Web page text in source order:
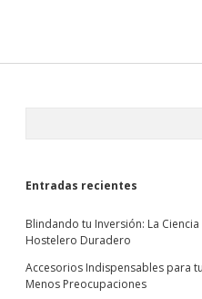
Entradas recientes
Blindando tu Inversión: La
Hostelero Duradero
Accesorios Indispensables para
Menos Preocupaciones